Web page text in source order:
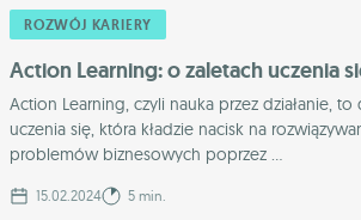
ROZWÓJ KARIERY
Action Learning: o zaletach uczenia
Action Learning, czyli nauka przez działanie,
uczenia się, która kładzie nacisk na
problemów biznesowych poprzez ...
15.02.2024 5 min.